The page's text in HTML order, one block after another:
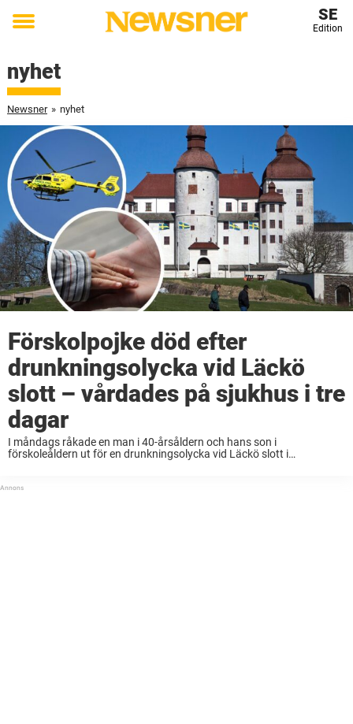
Toggle
SE
Edition
nyhet
Newsner » nyhet
Förskolpojke död efter
drunkningsolycka vid Läckö
slott – vårdades på sjukhus i tre
dagar
I måndags råkade en man i 40-årsåldern och hans son i
förskoleåldern ut för en drunkningsolycka vid Läckö slott i